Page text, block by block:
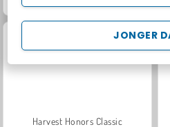
JONGER
Harvest Honors Classic